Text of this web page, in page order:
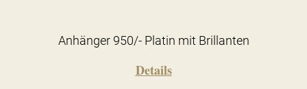
Anhänger 950/- Platin mit Brillanten
Details